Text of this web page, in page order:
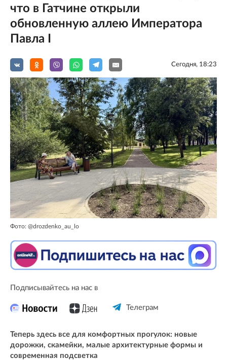
что в Гатчине открыли
обновленную аллею Императора
Павла I
Сегодня, 18:23
Фото: @drozdenko_au_lo
Подписывайтесь на нас в
Телеграм
Теперь здесь все для комфортных прогулок: новые
дорожки, скамейки, малые архитектурные формы и
современная подсветка